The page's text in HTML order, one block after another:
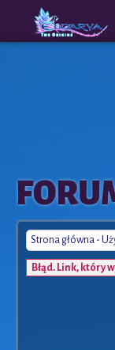
The
Strona główna -
Błąd. Link, który